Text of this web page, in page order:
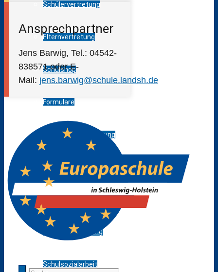
Schülervertretung
Elternvertretung
Schulshop
Formulare
Abwesenheitsmeldung
Beratung / Hilfe
Bildungsbegleitung
Schulsozialarbeit
Ansprechpartner
Jens Barwig, Tel.: 04542-
838571 oder E-
Mail: jens.barwig@schule.landsh.de